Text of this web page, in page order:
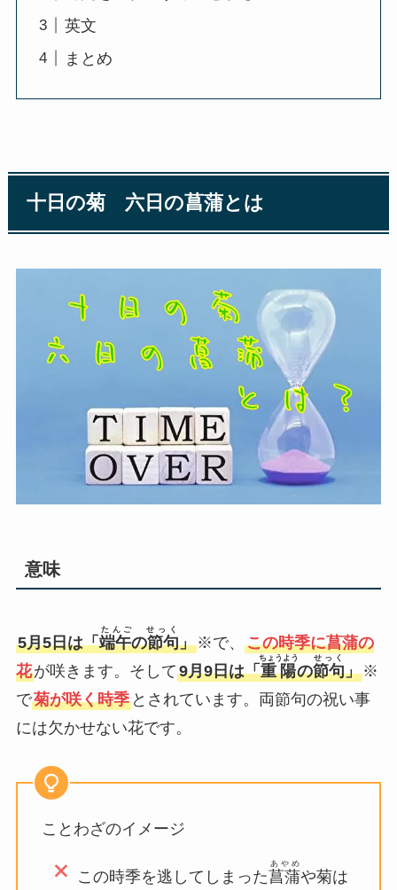
英文
まとめ
十日の菊 六日の菖蒲とは
意味
5月5日は「端午の節句
たんご せっく
」※で、 この時季に菖蒲の
花が咲きます。そして9月9日は「重陽
ちょうよう
の節句
せっく
」※
で菊が咲く時季とされています。両節句の祝い事
には欠かせない花です。
ことわざのイメージ
この時季を逃してしまった菖蒲
あやめ
や菊は